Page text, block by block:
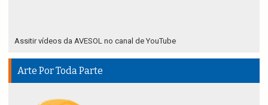
Assitir vídeos da AVESOL no canal de YouTube
Arte Por Toda Parte